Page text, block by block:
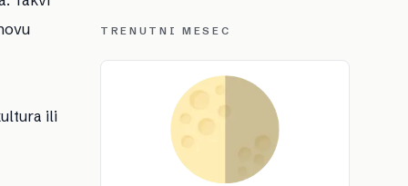
ili
TRENUTNI MESEC